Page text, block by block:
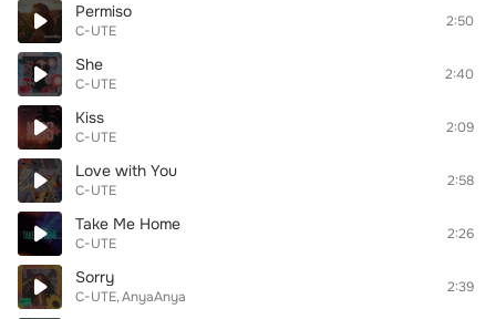
Permiso
C-UTE
2:50
She
C-UTE
2:40
Kiss
C-UTE
2:09
Love with You
C-UTE
2:58
Take Me Home
C-UTE
2:26
Sorry
C-UTE AnyaAnya
2:39